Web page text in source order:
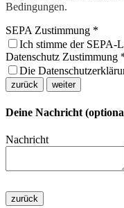
Bedingungen.
SEPA Zustimmung *
Ich stimme der SEPA-
Datenschutz Zustimmung
Die
zurück weiter
Deine Nachricht
Nachricht
zurück